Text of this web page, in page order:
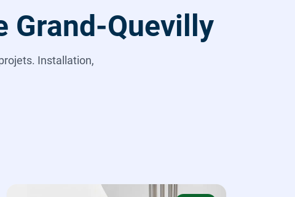
Grand-Quevilly
Installation,